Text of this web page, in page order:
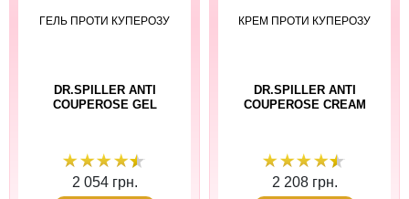
ГЕЛЬ ПРОТИ КУПЕРОЗУ
DR.SPILLER ANTI
COUPEROSE GEL
2 054 грн.
КРЕМ ПРОТИ КУПЕРОЗУ
DR.SPILLER ANTI
COUPEROSE CREAM
2 208 грн.